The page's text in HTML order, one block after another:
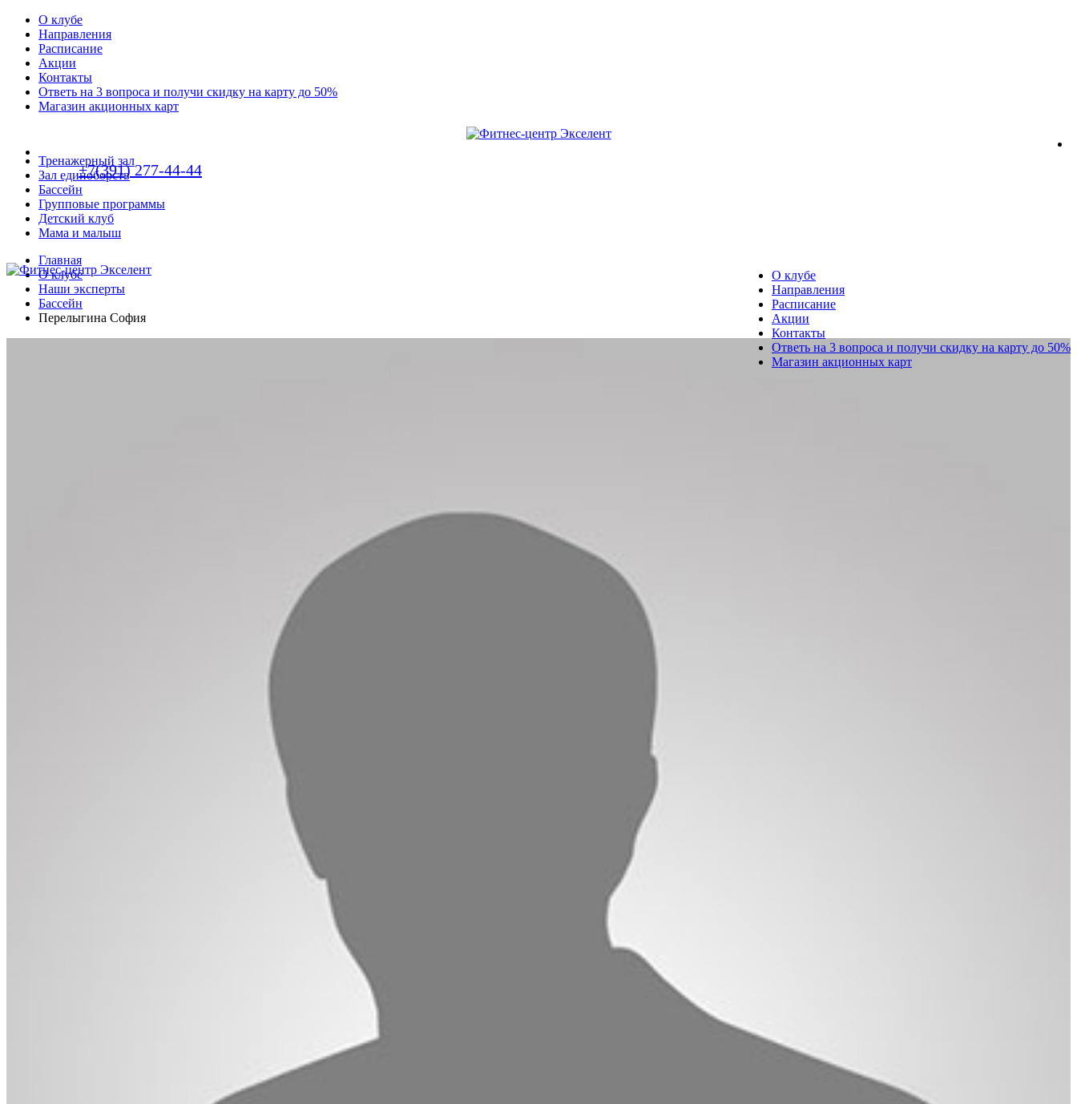
О клубе
Направления
Расписание
Акции
Контакты
Ответь на 3 вопроса и получи скидку на карту до 50%
Магазин акционных карт
+7(391) 277-44-44
Тренажерный зал
Зал единоборств
Бассейн
Групповые программы
Детский клуб
Мама и малыш
О клубе
Направления
Расписание
Акции
Контакты
Ответь на 3 вопроса и получи скидку на карту до 50%
Магазин акционных карт
Главная
О клубе
Наши эксперты
Бассейн
Перелыгина София